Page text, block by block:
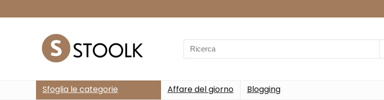
Search
for:
Sfoglia le categorie Affare del giorno Blogging